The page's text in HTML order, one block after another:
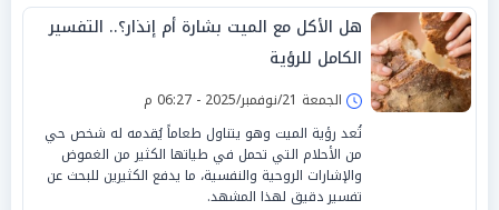
هل الأكل مع الميت بشارة أم إنذار؟.. التفسير
الكامل للرؤية
الجمعة 21/نوفمبر/2025 - 06:27 م
تُعد رؤية الميت وهو يتناول طعاماً يُقدمه له شخص حي
من الأحلام التي تحمل في طياتها الكثير من الغموض
والإشارات الروحية والنفسية، ما يدفع الكثيرين للبحث عن
تفسير دقيق لهذا المشهد.